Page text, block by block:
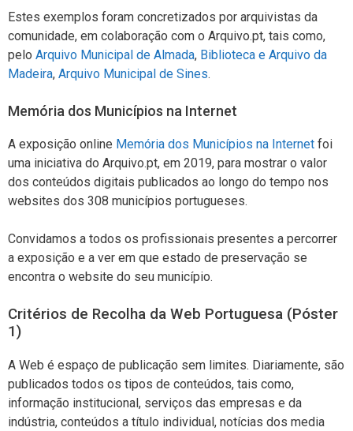
Estes exemplos foram concretizados por arquivistas da
comunidade, em colaboração com o Arquivo.pt, tais como,
pelo Arquivo Municipal de Almada, Biblioteca e Arquivo da
Madeira, Arquivo Municipal de Sines.
Memória dos Municípios na Internet
A exposição online Memória dos Municípios na Internet foi
uma iniciativa do Arquivo.pt, em 2019, para mostrar o valor
dos conteúdos digitais publicados ao longo do tempo nos
websites dos 308 municípios portugueses.
Convidamos a todos os profissionais presentes a percorrer
a exposição e a ver em que estado de preservação se
encontra o website do seu município.
Critérios de Recolha da Web Portuguesa (Póster
1)
A Web é espaço de publicação sem limites. Diariamente, são
publicados todos os tipos de conteúdos, tais como,
informação institucional, serviços das empresas e da
indústria, conteúdos a título individual, notícias dos media